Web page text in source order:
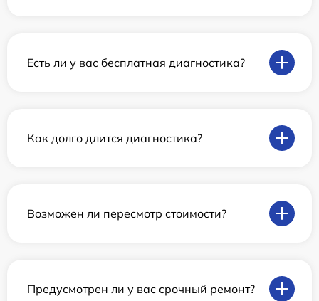
Есть ли у вас бесплатная диагностика?
Как долго длится диагностика?
Возможен ли пересмотр стоимости?
Предусмотрен ли у вас срочный ремонт?